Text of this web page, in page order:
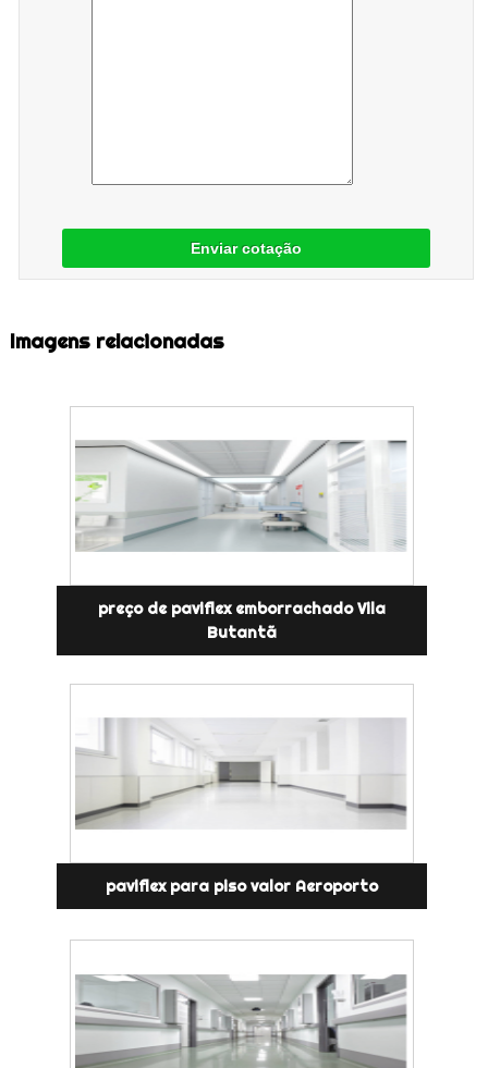
Enviar cotação
Imagens relacionadas
preço de paviflex emborrachado Vila
Butantã
paviflex para piso valor Aeroporto